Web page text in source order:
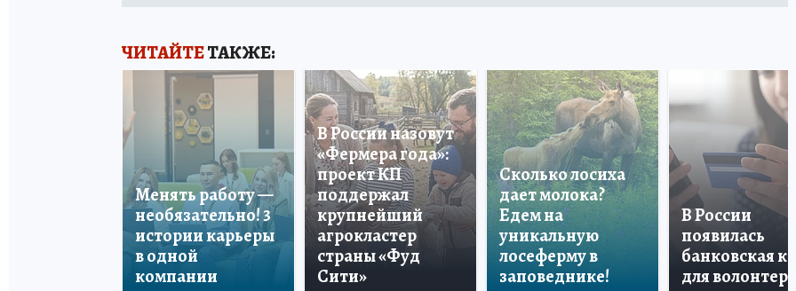
ЧИТАЙТЕТАКЖЕ:
Менять работу —
необязательно! 3
истории карьеры
в одной
компании
В России назовут
«Фермера года»:
проект КП
поддержал
крупнейший
агрокластер
страны «Фуд
Сити»
Сколько лосиха
дает молока?
Едем на
уникальную
лосеферму в
заповеднике!
В России
появилась
банковская
для волонтеров